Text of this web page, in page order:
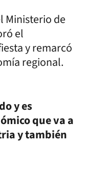
Ministerio de
el
y remarcó
regional.
y es
que va a
y también